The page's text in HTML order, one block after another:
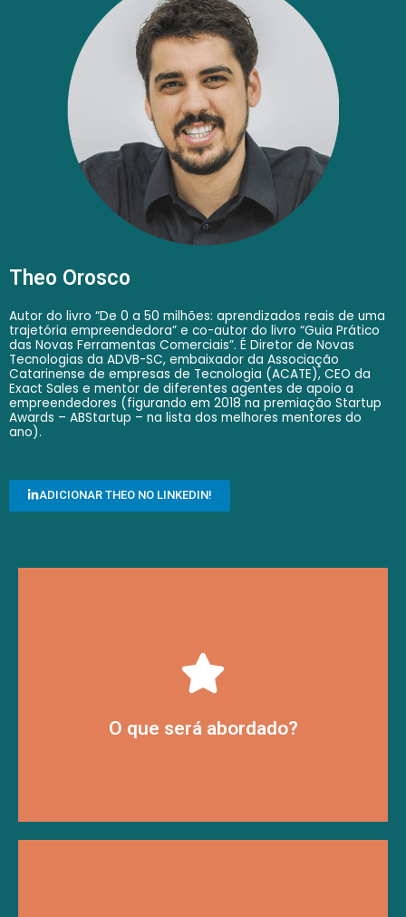
Theo Orosco
Autor do livro “De 0 a 50 milhões: aprendizados reais de uma
trajetória empreendedora” e co-autor do livro “Guia Prático
das Novas Ferramentas Comerciais”. É Diretor de Novas
Tecnologias da ADVB-SC, embaixador da Associação
Catarinense de empresas de Tecnologia (ACATE), CEO da
Exact Sales e mentor de diferentes agentes de apoio a
empreendedores (figurando em 2018 na premiação Startup
Awards – ABStartup – na lista dos melhores mentores do
ano).
ADICIONAR THEO NO LINKEDIN!
O que será abordado?
vendas e vendas a partir da utilização
do Exact Spotter.